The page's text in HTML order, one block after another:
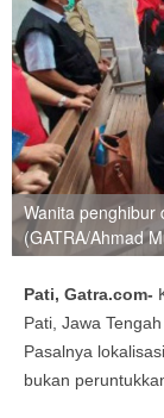
Wanita penghibur
(GATRA/Ahmad
Pati, Gatra.com-
Pati, Jawa
Pasalnya
bukan